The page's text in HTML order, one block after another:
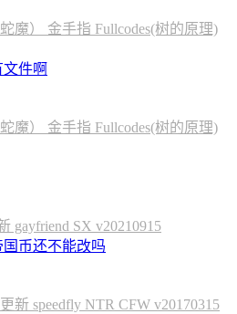
魔） 金手指 Fullcodes(树的原理)
件啊
魔） 金手指 Fullcodes(树的原理)
gayfriend SX v20210915
币还不能改吗
新 speedfly NTR CFW v20170315